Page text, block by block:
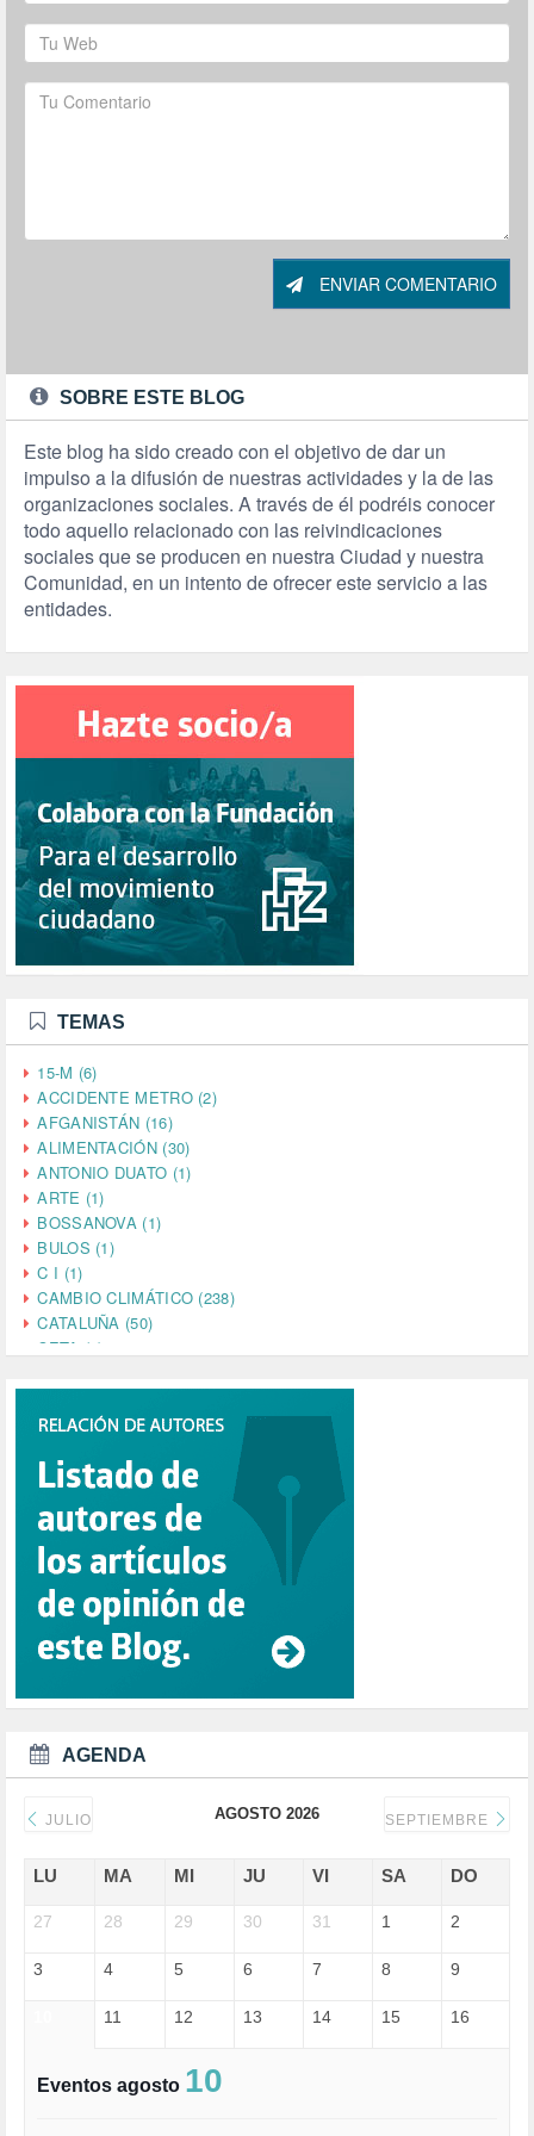
ENVIAR COMENTARIO
SOBRE ESTE BLOG
Este blog ha sido creado con el objetivo de dar un
impulso a la difusión de nuestras actividades y la de las
organizaciones sociales. A través de él podréis conocer
todo aquello relacionado con las reivindicaciones
sociales que se producen en nuestra Ciudad y nuestra
Comunidad, en un intento de ofrecer este servicio a las
entidades.
TEMAS
15-M (6)
ACCIDENTE METRO (2)
AFGANISTÁN (16)
ALIMENTACIÓN (30)
ANTONIO DUATO (1)
ARTE (1)
BOSSANOVA (1)
BULOS (1)
C I (1)
CAMBIO CLIMÁTICO (238)
CATALUÑA (50)
CETA (2)
CINE (35)
COMPROMISO (2)
CONFERENCIA (1)
CONSUMO (1)
CORONAVIRUS (155)
CORRUPCIÓN (215)
CULTURA (704)
DANA (78)
DD.HH. (1)
DEMOCRACIA (1)
DEMOCRAIA (1)
DEPORTES (2)
DERECHOS SOCIALES (740)
DONALD TRUMP (82)
EDGAR MORIN (1)
EMIGRACIÓN (4)
ESPECULACIÓN (2)
FASCISMO (57)
FEMINISMO (504)
FILOSOFÍA (6)
AGENDA
JULIO AGOSTO 2026 SEPTIEMBRE
LU MA MI JU VI SA DO
27 28 29 30 31 1 2
3 4 5 6 7 8 9
11 12 13 14 15 16
Eventos agosto 10